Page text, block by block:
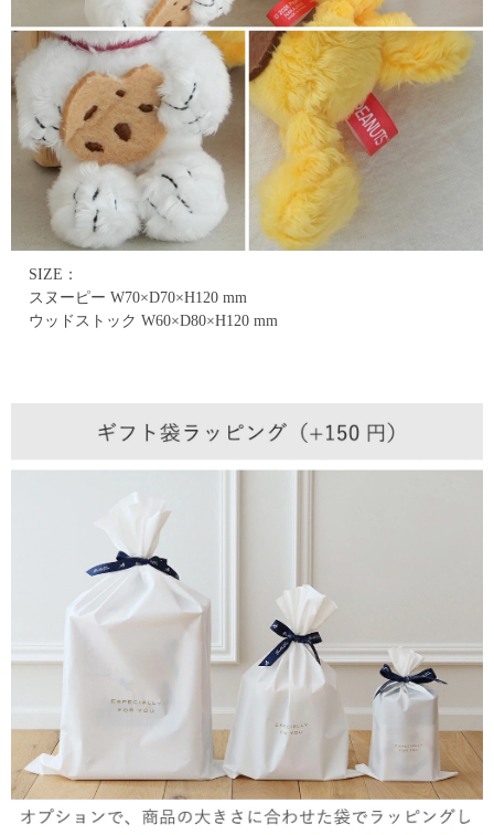
SIZE：
スヌーピー W70×D70×H120 mm
ウッドストック W60×D80×H120 mm